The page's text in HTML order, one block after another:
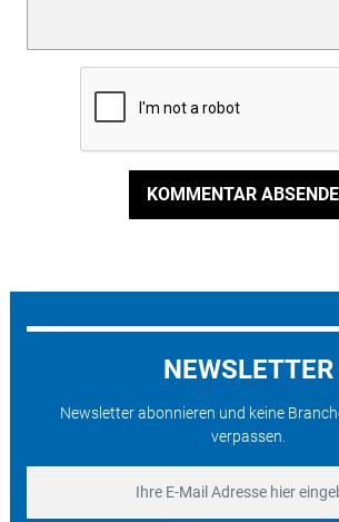
KOMMENTAR
NEWSLETTER
Newsletter abonnieren und keine
verpassen.